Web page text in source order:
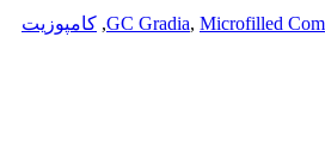
GC Gradia, Microfilled
, کامپوزیت